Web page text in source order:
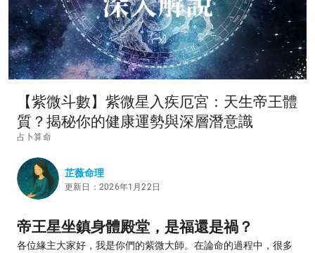
【紫微斗數】紫微星入疾厄宮：天生帝王體
質？揭秘你的健康運勢與深層潛意識
占卜算命
芷薇命理
更新日：2026年1月22日
帝王星坐鎮身體殿堂，是福還是禍？
各位緣主大家好，我是你們的紫微大師。在論命的過程中，很多